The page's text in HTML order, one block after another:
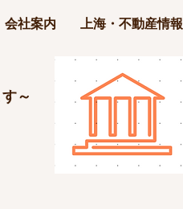
～
会社案内 上海・不動産情報